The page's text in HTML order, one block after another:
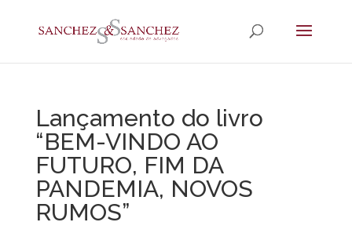
Lançamento do livro
“BEM-VINDO AO
FUTURO, FIM DA
PANDEMIA, NOVOS
RUMOS”